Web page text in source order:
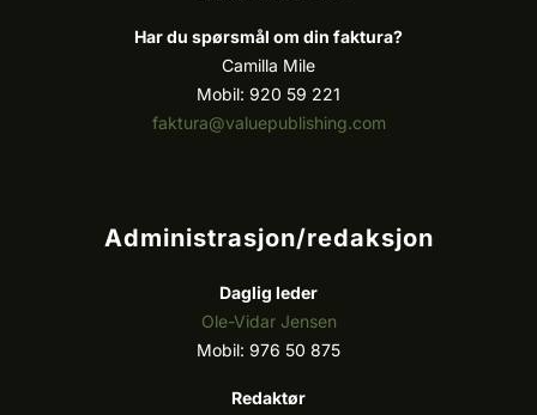
Har du spørsmål om din faktura?
Camilla Mile
Mobil: 920 59 221
faktura@valuepublishing.com
Administrasjon/redaksjon
Daglig leder
Ole-Vidar Jensen
Mobil: 976 50 875
Redaktør